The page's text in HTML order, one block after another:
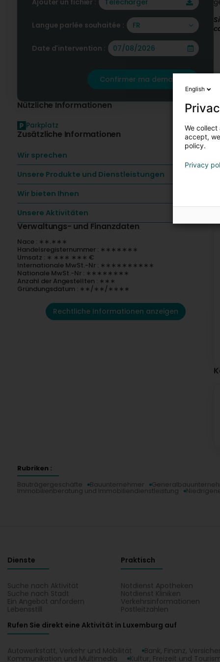
Ajouter un fichier : Télécharger
Langue parlée souhaitée : FR
Date d'intervention :
Confirmer ma demande
Nützliche Informationen
Parkplatz
Zusätzliche Informationen
Wir sprechen
Unsere Produkte und Dienstleistungen
Wir bieten Ihnen
Unsere Aktivitäten
Verwaltungs- und Finanzdaten
Nace : ∗∗.∗∗∗
Handelsregisternummer : ∗∗∗∗∗∗∗
Umsatz : ∗ ∗∗∗ ∗∗∗ €
Internationale MwSt.-Nr : ∗∗∗∗∗∗∗∗∗∗
Nationale MwSt.-Nr : ∗∗∗∗∗∗∗∗
Anzahl der Angestellten : ∗∗∗
Gründungsdatum : ∗∗/∗∗/∗∗∗∗
Rechtliche Informationen anzeigen
Rubriken :
Bauträgergeschäfte
Bauunternehmer
Immobilienberatung und Immobiliendienstleistung
Dienste
Suche nach Aktivität
Suche nach Stadt
Ein Angebot anfordern
Lebensstill
Praktisch
Notdienst Apotheken
Notdienst Kliniken
Verkehrsinformationen
Postleitzahlen
Rufen Sie direkt eine Aktivität in Luxemburg auf
Autowerkstatt, Verkehr und Mobilität Bank, Finanz,
Kommunikation und Multimedia
Kultur, Freizeit und
English
We
accept,
policy.
Privacy